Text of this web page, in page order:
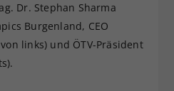
Dr. Stephan Sharma
Burgenland, CEO
links) und ÖTV-Präsident